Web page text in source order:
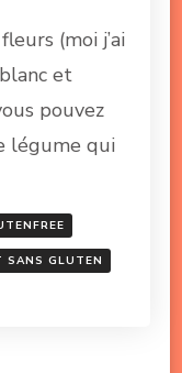
(moi j’ai
et
pouvez
légume qui
SANS GLUTEN